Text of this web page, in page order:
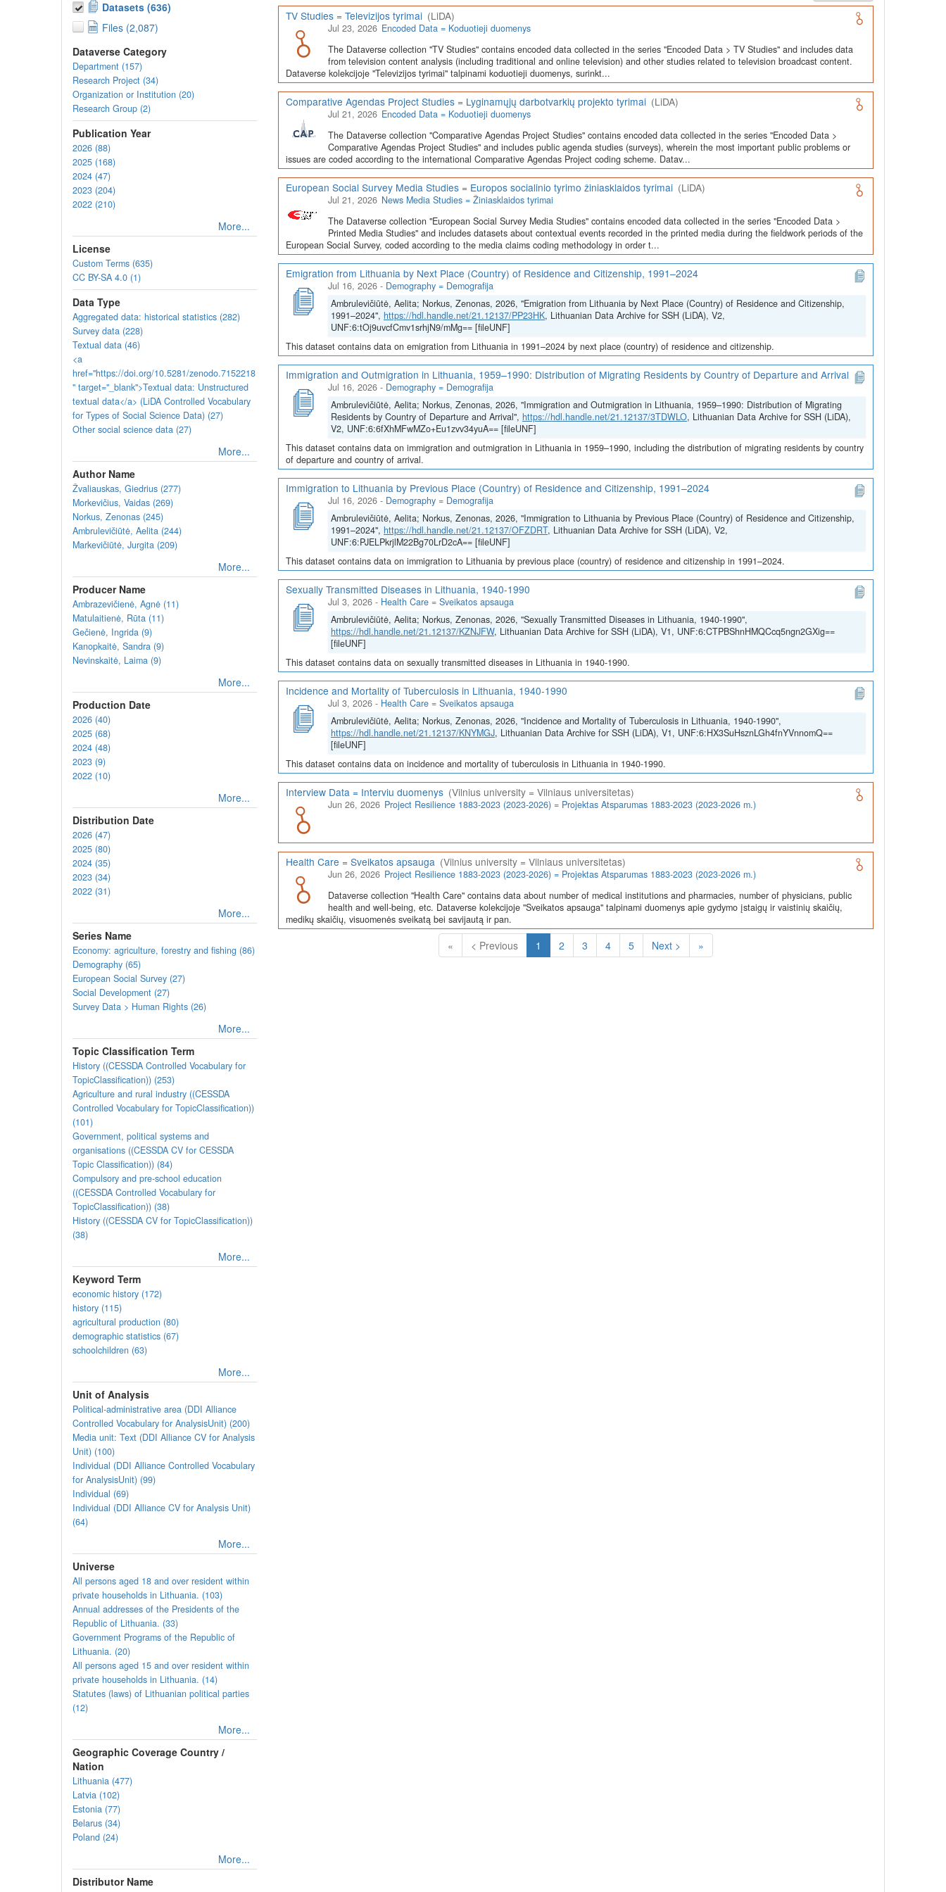
Datasets (636)
Files (2,087)
Dataverse Category
Department (157)
Research Project (34)
Organization or Institution (20)
Research Group (2)
Publication Year
2026 (88)
2025 (168)
2024 (47)
2023 (204)
2022 (210)
More...
License
Custom Terms (635)
CC BY-SA 4.0 (1)
Data Type
Aggregated data: historical statistics (282)
Survey data (228)
Textual data (46)
<a
href="https://doi.org/10.5281/zenodo.7152218
" target="_blank">Textual data: Unstructured
textual data</a> (LiDA Controlled Vocabulary
for Types of Social Science Data) (27)
Other social science data (27)
More...
Author Name
Žvaliauskas, Giedrius (277)
Morkevičius, Vaidas (269)
Norkus, Zenonas (245)
Ambrulevičiūtė, Aelita (244)
Markevičiūtė, Jurgita (209)
More...
Producer Name
Ambrazevičienė, Agnė (11)
Matulaitienė, Rūta (11)
Gečienė, Ingrida (9)
Kanopkaitė, Sandra (9)
Nevinskaitė, Laima (9)
More...
Production Date
2026 (40)
2025 (68)
2024 (48)
2023 (9)
2022 (10)
More...
Distribution Date
2026 (47)
2025 (80)
2024 (35)
2023 (34)
2022 (31)
More...
Series Name
Economy: agriculture, forestry and fishing (86)
Demography (65)
European Social Survey (27)
Social Development (27)
Survey Data > Human Rights (26)
More...
Topic Classification Term
History ((CESSDA Controlled Vocabulary for
TopicClassification)) (253)
Agriculture and rural industry ((CESSDA
Controlled Vocabulary for TopicClassification))
(101)
Government, political systems and
organisations ((CESSDA CV for CESSDA
Topic Classification)) (84)
Compulsory and pre-school education
((CESSDA Controlled Vocabulary for
TopicClassification)) (38)
History ((CESSDA CV for TopicClassification))
(38)
More...
Keyword Term
economic history (172)
history (115)
agricultural production (80)
demographic statistics (67)
schoolchildren (63)
More...
Unit of Analysis
Political-administrative area (DDI Alliance
Controlled Vocabulary for AnalysisUnit) (200)
Media unit: Text (DDI Alliance CV for Analysis
Unit) (100)
Individual (DDI Alliance Controlled Vocabulary
for AnalysisUnit) (99)
Individual (69)
Individual (DDI Alliance CV for Analysis Unit)
(64)
More...
Universe
All persons aged 18 and over resident within
private households in Lithuania. (103)
Annual addresses of the Presidents of the
Republic of Lithuania. (33)
Government Programs of the Republic of
Lithuania. (20)
All persons aged 15 and over resident within
private households in Lithuania. (14)
Statutes (laws) of Lithuanian political parties
(12)
More...
Geographic Coverage Country /
Nation
Lithuania (477)
Latvia (102)
Estonia (77)
Belarus (34)
Poland (24)
More...
Distributor Name
TV Studies = Televizijos tyrimai (LiDA)
Jul 23, 2026 Encoded Data = Koduotieji duomenys
The Dataverse collection "TV Studies" contains encoded data collected in the series "Encoded Data > TV Studies" and includes data
from television content analysis (including traditional and online television) and other studies related to television broadcast content.
Dataverse kolekcijoje "Televizijos tyrimai" talpinami koduotieji duomenys, surinkt...
Comparative Agendas Project Studies = Lyginamųjų darbotvarkių projekto tyrimai (LiDA)
Jul 21, 2026 Encoded Data = Koduotieji duomenys
The Dataverse collection "Comparative Agendas Project Studies" contains encoded data collected in the series "Encoded Data >
Comparative Agendas Project Studies" and includes public agenda studies (surveys), wherein the most important public problems or
issues are coded according to the international Comparative Agendas Project coding scheme. Datav...
European Social Survey Media Studies = Europos socialinio tyrimo žiniasklaidos tyrimai (LiDA)
Jul 21, 2026 News Media Studies = Žiniasklaidos tyrimai
The Dataverse collection "European Social Survey Media Studies" contains encoded data collected in the series "Encoded Data >
Printed Media Studies" and includes datasets about contextual events recorded in the printed media during the fieldwork periods of the
European Social Survey, coded according to the media claims coding methodology in order t...
Emigration from Lithuania by Next Place (Country) of Residence and Citizenship, 1991–2024
Jul 16, 2026 - Demography = Demografija
Ambrulevičiūtė, Aelita; Norkus, Zenonas, 2026, "Emigration from Lithuania by Next Place (Country) of Residence and Citizenship,
1991–2024", https://hdl.handle.net/21.12137/PP23HK, Lithuanian Data Archive for SSH (LiDA), V2,
UNF:6:tOj9uvcfCmv1srhjN9/mMg== [fileUNF]
This dataset contains data on emigration from Lithuania in 1991–2024 by next place (country) of residence and citizenship.
Immigration and Outmigration in Lithuania, 1959–1990: Distribution of Migrating Residents by Country of Departure and Arrival
Jul 16, 2026 - Demography = Demografija
Ambrulevičiūtė, Aelita; Norkus, Zenonas, 2026, "Immigration and Outmigration in Lithuania, 1959–1990: Distribution of Migrating
Residents by Country of Departure and Arrival", https://hdl.handle.net/21.12137/3TDWLO, Lithuanian Data Archive for SSH (LiDA),
V2, UNF:6:6fXhMFwMZo+Eu1zvv34yuA== [fileUNF]
This dataset contains data on immigration and outmigration in Lithuania in 1959–1990, including the distribution of migrating residents by country
of departure and country of arrival.
Immigration to Lithuania by Previous Place (Country) of Residence and Citizenship, 1991–2024
Jul 16, 2026 - Demography = Demografija
Ambrulevičiūtė, Aelita; Norkus, Zenonas, 2026, "Immigration to Lithuania by Previous Place (Country) of Residence and Citizenship,
1991–2024", https://hdl.handle.net/21.12137/OFZDRT, Lithuanian Data Archive for SSH (LiDA), V2,
UNF:6:PJELPkrjlM22Bg70LrD2cA== [fileUNF]
This dataset contains data on immigration to Lithuania by previous place (country) of residence and citizenship in 1991–2024.
Sexually Transmitted Diseases in Lithuania, 1940-1990
Jul 3, 2026 - Health Care = Sveikatos apsauga
Ambrulevičiūtė, Aelita; Norkus, Zenonas, 2026, "Sexually Transmitted Diseases in Lithuania, 1940-1990",
https://hdl.handle.net/21.12137/KZNJFW, Lithuanian Data Archive for SSH (LiDA), V1, UNF:6:CTPBShnHMQCcq5ngn2GXig==
[fileUNF]
This dataset contains data on sexually transmitted diseases in Lithuania in 1940-1990.
Incidence and Mortality of Tuberculosis in Lithuania, 1940-1990
Jul 3, 2026 - Health Care = Sveikatos apsauga
Ambrulevičiūtė, Aelita; Norkus, Zenonas, 2026, "Incidence and Mortality of Tuberculosis in Lithuania, 1940-1990",
https://hdl.handle.net/21.12137/KNYMGJ, Lithuanian Data Archive for SSH (LiDA), V1, UNF:6:HX3SuHsznLGh4fnYVnnomQ==
[fileUNF]
This dataset contains data on incidence and mortality of tuberculosis in Lithuania in 1940-1990.
Interview Data = Interviu duomenys (Vilnius university = Vilniaus universitetas)
Jun 26, 2026 Project Resilience 1883-2023 (2023-2026) = Projektas Atsparumas 1883-2023 (2023-2026 m.)
Health Care = Sveikatos apsauga (Vilnius university = Vilniaus universitetas)
Jun 26, 2026 Project Resilience 1883-2023 (2023-2026) = Projektas Atsparumas 1883-2023 (2023-2026 m.)
Dataverse collection "Health Care" contains data about number of medical institutions and pharmacies, number of physicians, public
health and well-being, etc. Dataverse kolekcijoje "Sveikatos apsauga" talpinami duomenys apie gydymo įstaigų ir vaistinių skaičių,
medikų skaičių, visuomenės sveikatą bei savijautą ir pan.
« < Previous 1 (Current)
2 3 4 5 Next > »